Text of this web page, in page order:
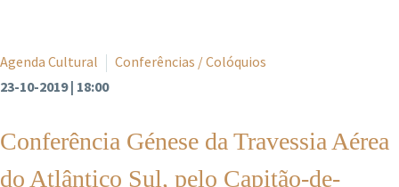
Agenda Cultural
Conferências / Colóquios
23-10-2019 | 18:00
Conferência Génese da Travessia Aérea
do Atlântico Sul, pelo Capitão-de-